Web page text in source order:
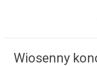
Wiosenny